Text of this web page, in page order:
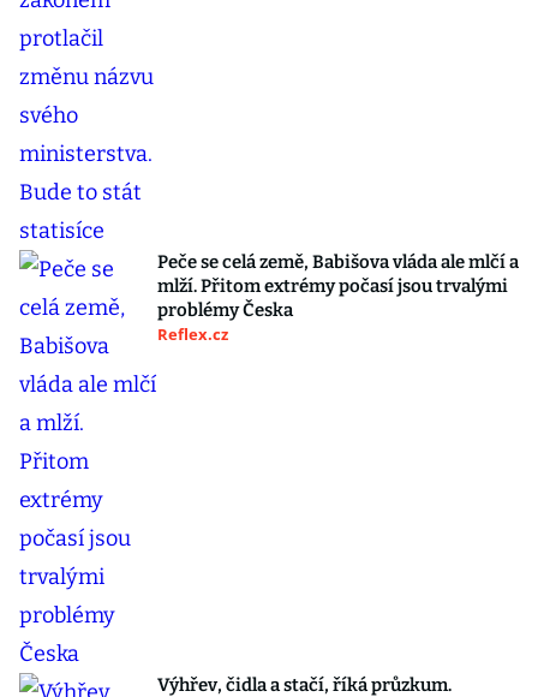
Peče se celá země, Babišova vláda ale mlčí a
mlží. Přitom extrémy počasí jsou trvalými
problémy Česka
Reflex.cz
Výhřev, čidla a stačí, říká průzkum.